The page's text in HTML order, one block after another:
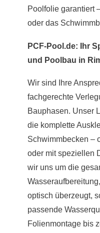
Poolfolie garantiert
oder das
PCF-Pool.de: Ihr
und Poolbau in
Wir sind Ihre
fachgerechte
Bauphasen. Unser
die komplette
Schwimmbecken –
oder mit speziellen
wir uns um die
optisch überzeugt,
passende
Folienmontage bis